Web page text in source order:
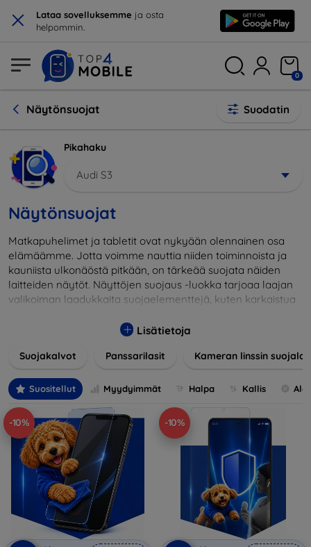
× Lataa sovelluksemme ja osta
helpommin.
0
Näytönsuojat Suodatin
Pikahaku
Audi S3
Näytönsuojat
Matkapuhelimet ja tabletit ovat nykyään olennainen osa
elämäämme. Jotta voimme nauttia niiden toiminnoista ja
kauniista ulkonäöstä pitkään, on tärkeää suojata näiden
laitteiden näytöt. Näyttöjen suojaus -luokka tarjoaa laajan
valikoiman laadukkaita suojaelementtejä, kuten karkaistua
turvallisuuden ja pidentävät näyttöjen käyttöikää. Karkaistu
kun taas kalvot suojaavat pieniltä vaurioilta ja minimoivat
suojaa investointisi jokapäiväisiltä sudenkuopilta.
Valikoimassamme on tuotteita, jotka ovat yhteensopivia
useiden eri merkkien ja mallien kanssa, mikä takaa, että
jokainen asiakas löytää laitteelleen ihanteellisen suojan.
Lisätietoja
Suojakalvot Panssarilasit Kameran linssin
Suositellut Myydyimmät Halpa Kallis
-10% -10%